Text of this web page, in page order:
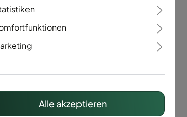
60"
Alle akzeptieren